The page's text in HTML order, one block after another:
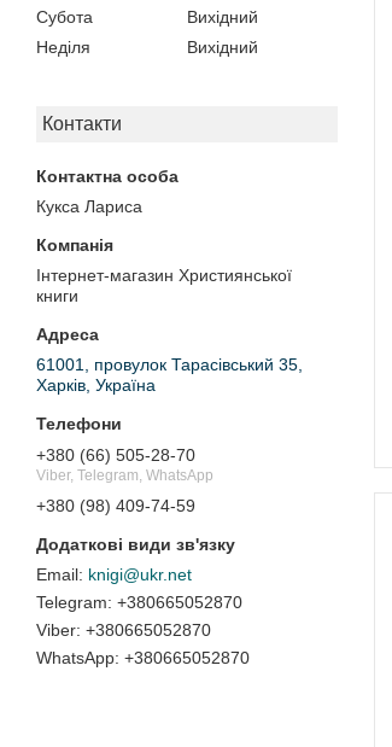
Субота
Вихідний
Неділя
Вихідний
Контакти
Кукса Лариса
Інтернет-магазин Християнської
книги
61001, провулок Тарасівський 35,
Харків, Україна
+380 (66) 505-28-70
Viber, Telegram, WhatsApp
+380 (98) 409-74-59
knigi@ukr.net
+380665052870
+380665052870
+380665052870